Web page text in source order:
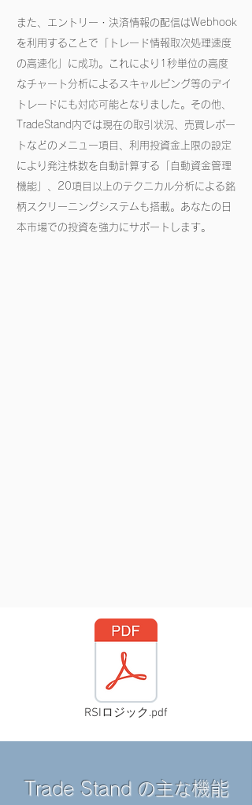
また、エントリー・決済情報の配信はWebhook
を利用することで「トレード情報取次処理速度
の高速化」に成功。これにより1秒単位の高度
なチャート分析によるスキャルピング等のデイ
トレードにも対応可能となりました。その他、
TradeStand内では現在の取引状況、売買レポー
トなどのメニュー項目、利用投資金上限の設定
により発注株数を自動計算する「自動資金管理
機能」、20項目以上のテクニカル分析による銘
柄スクリーニングシステムも搭載。あなたの日
本市場での投資を強力にサポートします。
RSIロジック.pdf
Trade Stand の主な機能